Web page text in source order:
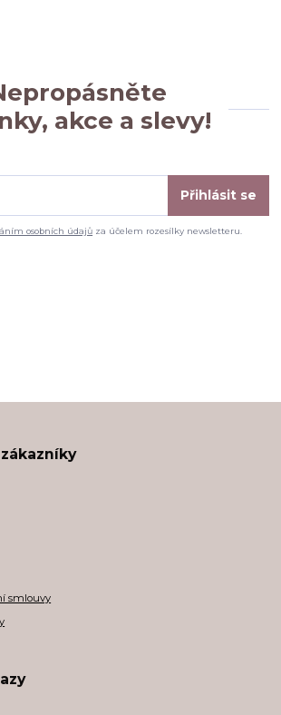
akce a slevy!
Přihlásit se
osobních údajů za účelem rozesílky newsletteru.
smlouvy